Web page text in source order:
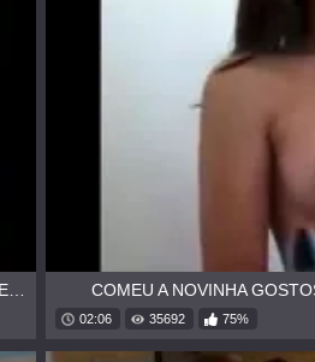
COMEU A NOVINHA
02:06 35692 75%